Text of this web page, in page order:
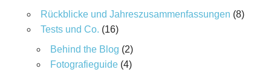
Rückblicke und Jahreszusammenfassungen (8)
Tests und Co. (16)
Behind the Blog (2)
Fotografieguide(4)